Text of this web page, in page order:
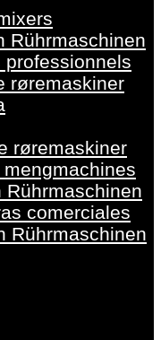
Rührmaschinen
professionnels
røremaskiner
røremaskiner
Rührmaschinen
comerciales
Rührmaschinen